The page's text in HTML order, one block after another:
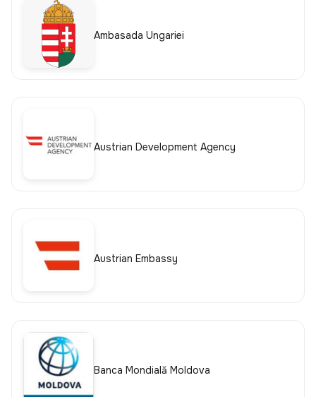
Ambasada Ungariei
Austrian Development Agency
Austrian Embassy
Banca Mondială Moldova